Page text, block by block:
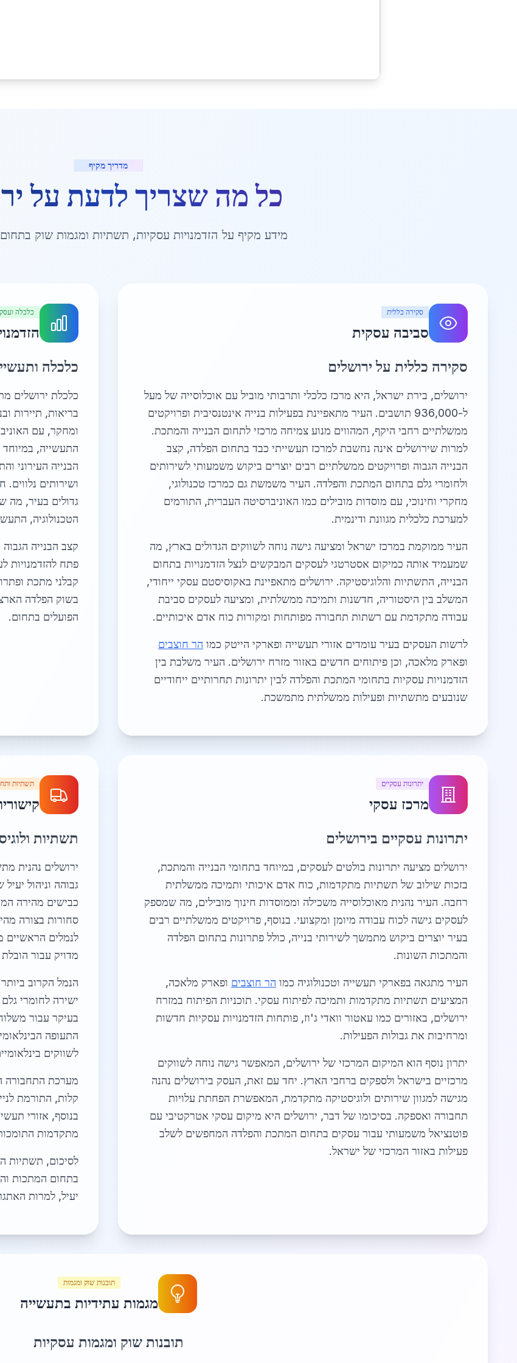
מדריך מקיף
כל מה שצריך לדעת על
מידע מקיף על הזדמנויות עסקיות, תשתיות ומגמות שוק
סקירה כללית
סביבה עסקית
סקירה כללית על ירושלים
ירושלים, בירת ישראל, היא מרכז כלכלי ותרבותי מוביל עם אוכלוסייה של מעל
ל-936,000 תושבים. העיר מתאפיינת בפעילות בנייה אינטנסיבית ופרויקטים
ממשלתיים רחבי היקף, המהווים מנוע צמיחה מרכזי לתחום הבנייה והמתכת.
למרות שירושלים אינה נחשבת למרכז תעשייתי כבד בתחום הפלדה, קצב
הבנייה הגבוה ופרויקטים ממשלתיים רבים יוצרים ביקוש משמעותי לשירותים
ולחומרי גלם בתחום המתכת והפלדה. העיר משמשת גם כמרכז טכנולוגי,
מחקרי וחינוכי, עם מוסדות מובילים כמו האוניברסיטה העברית, התורמים
למערכת כלכלית מגוונת ודינמית.
העיר ממוקמת במרכז ישראל ומציעה גישה נוחה לשווקים הגדולים בארץ, מה
שמעמיד אותה כמיקום אסטרטגי לעסקים המבקשים לנצל הזדמנויות בתחום
הבנייה, התשתיות והלוגיסטיקה. ירושלים מתאפיינת באקוסיסטם עסקי ייחודי,
המשלב בין היסטוריה, חדשנות ותמיכה ממשלתית, ומציעה לעסקים סביבת
עבודה מתקדמת עם רשתות תחבורה מפותחות ומקורות כוח אדם איכותיים.
לרשות העסקים בעיר עומדים אזורי תעשייה ופארקי הייטק כמו הר חוצבים
ופארק מלאכה, וכן פיתוחים חדשים באזור מזרח ירושלים. העיר משלבת בין
הזדמנויות עסקיות בתחומי המתכת והפלדה לבין יתרונות תחרותיים ייחודיים
שנובעים מתשתיות ופעילות ממשלתית מתמשכת.
כלכלה
כלכלה
כלכלת ירושלים
בריאות, תיירות
ומחקר, עם
התעשייה,
הבנייה העירוני
ושירותים
גדולים בעיר, מה
הטכנולוגיה,
קצב הבנייה
פתח להזדמנויות
קבלני מתכת
בשוק הפלדה
הפועלים בתחום.
יתרונות עסקיים
מרכז עסקי
יתרונות עסקיים בירושלים
ירושלים מציעה יתרונות בולטים לעסקים, במיוחד בתחומי הבנייה והמתכת,
בזכות שילוב של תשתיות מתקדמות, כוח אדם איכותי ותמיכה ממשלתית
רחבה. העיר נהנית מאוכלוסייה משכילה וממוסדות חינוך מובילים, מה שמספק
לעסקים גישה לכוח עבודה מיומן ומקצועי. בנוסף, פרויקטים ממשלתיים רבים
בעיר יוצרים ביקוש מתמשך לשירותי בנייה, כולל פתרונות בתחום הפלדה
והמתכות השונות.
העיר מתגאה בפארקי תעשייה וטכנולוגיה כמו הר חוצבים ופארק מלאכה,
המציעים תשתיות מתקדמות ותמיכה לפיתוח עסקי. תוכניות הפיתוח במזרח
ירושלים, באזורים כמו עאטור וואדי ג'וז, פותחות הזדמנויות עסקיות חדשות
ומרחיבות את גבולות הפעילות.
יתרון נוסף הוא המיקום המרכזי של ירושלים, המאפשר גישה נוחה לשווקים
מרכזיים בישראל ולספקים ברחבי הארץ. יחד עם זאת, העסק בירושלים נהנה
מגישה למגוון שירותים ולוגיסטיקה מתקדמת, המאפשרת הפחתת עלויות
תחבורה ואספקה. בסיכומו של דבר, ירושלים היא מיקום עסקי אטרקטיבי עם
פוטנציאל משמעותי עבור עסקים בתחום המתכת והפלדה המחפשים לשלב
פעילות באזור המרכזי של ישראל.
תשתיות
תשתיות
ירושלים נהנית
גבוהה וניהול
כבישים מהירה
סחורות בצורה
לנמלים הראשיים
מדויק עבור
הנמל הקרוב
ישירה לחומרי
בעיקר עבור
לשווקים
מערכת התחבורה
קלות, התורמת
בנוסף, אזורי
מתקדמות
לסיכום, תשתיות
בתחום המתכות
יעיל, למרות
תובנות שוק ומגמות
מגמות עתידיות בתעשייה
תובנות שוק ומגמות עסקיות